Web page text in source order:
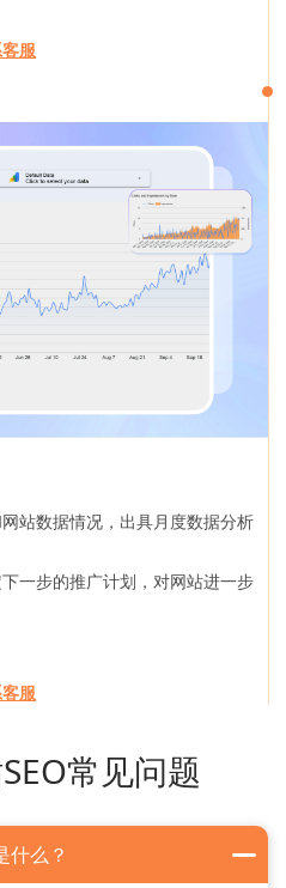
服
站数据情况，出具月度数据分析
一步的推广计划，对网站进一步
服
常见问题
什么？